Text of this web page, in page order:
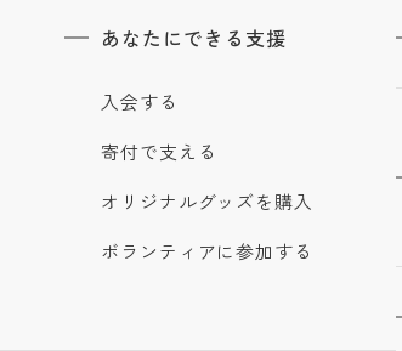
あなたにできる支援
入会する
寄付で支える
オリジナルグッズを購入
ボランティアに参加する